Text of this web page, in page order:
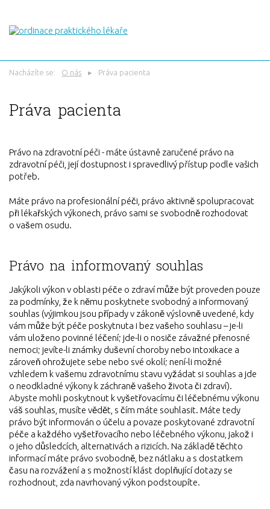
Nacházíte se: O nás Práva pacienta
Práva pacienta
Právo na zdravotní péči - máte ústavně zaručené právo na
zdravotní péči, její dostupnost i spravedlivý přístup podle vašich
potřeb.
Máte právo na profesionální péči, právo aktivně spolupracovat
při lékařských výkonech, právo sami se svobodně rozhodovat
o vašem osudu.
Právo na informovaný souhlas
Jakýkoli výkon v oblasti péče o zdraví může být proveden pouze
za podmínky, že k němu poskytnete svobodný a informovaný
souhlas (výjimkou jsou případy v zákoně výslovně uvedené, kdy
vám může být péče poskytnuta i bez vašeho souhlasu – je-li
vám uloženo povinné léčení; jde-li o nosiče závažné přenosné
nemoci; jevíte-li známky duševní choroby nebo intoxikace a
zároveň ohrožujete sebe nebo své okolí; není-li možné
vzhledem k vašemu zdravotnímu stavu vyžádat si souhlas a jde
o neodkladné výkony k záchraně vašeho života či zdraví).
Abyste mohli poskytnout k vyšetřovacímu či léčebnému výkonu
váš souhlas, musíte vědět, s čím máte souhlasit. Máte tedy
právo být informován o účelu a povaze poskytované zdravotní
péče a každého vyšetřovacího nebo léčebného výkonu, jakož i
o jeho důsledcích, alternativách a rizicích. Na základě těchto
informací máte právo svobodně, bez nátlaku a s dostatkem
času na rozvážení a s možností klást doplňující dotazy se
rozhodnout, zda navrhovaný výkon podstoupíte.